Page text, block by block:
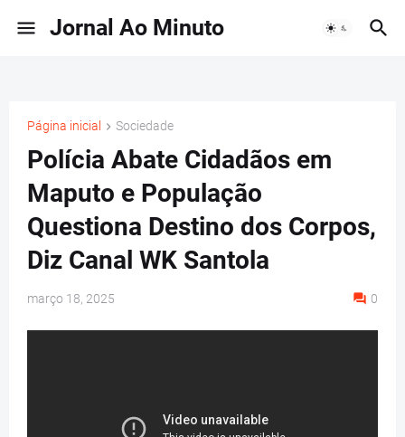
Jornal Ao Minuto
Página inicial Sociedade
Polícia Abate Cidadãos em
Maputo e População
Questiona Destino dos Corpos,
Diz Canal WK Santola
março 18, 2025 0